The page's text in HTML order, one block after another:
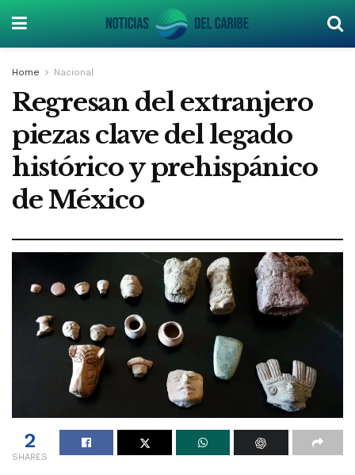
Home Nacional
Regresan del extranjero
piezas clave del legado
histórico y prehispánico
de México
2
SHARES